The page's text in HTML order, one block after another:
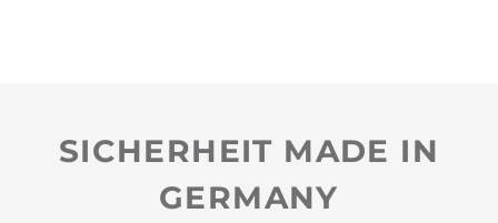
SICHERHEIT MADE IN
GERMANY